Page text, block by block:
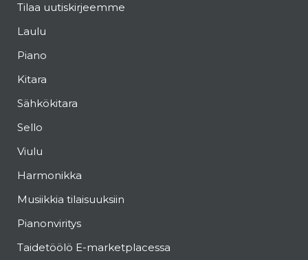
Tilaa uutiskirjeemme
Laulu
Piano
Kitara
Sähkökitara
Sello
Viulu
Harmonikka
Musiikkia tilaisuuksiin
Pianonviritys
Taidetöölö E-marketplacessa